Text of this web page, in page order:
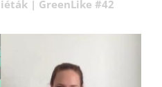
| GreenLike #42